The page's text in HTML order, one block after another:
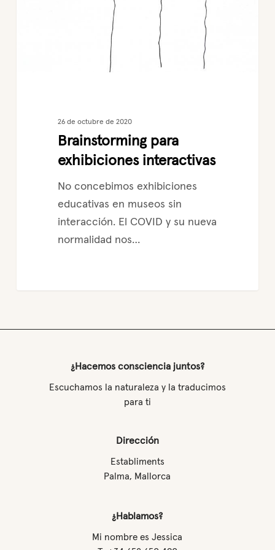
26 de octubre de 2020
Brainstorming para
exhibiciones interactivas
No concebimos exhibiciones
educativas en museos sin
interacción. El COVID y su nueva
normalidad nos…
¿Hacemos consciencia juntos?
Escuchamos la naturaleza y la traducimos
para ti
Dirección
Establiments
Palma, Mallorca
¿Hablamos?
Mi nombre es Jessica